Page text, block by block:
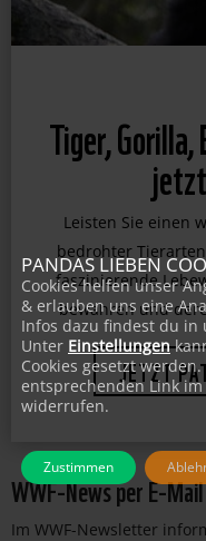
Tiger,
Leisten Sie einen
bedrohter
faszinierende
bewahren und
JETZT
WWF-News per E-Mail
Im WWF-Newsletter
PANDAS LIEBEN
Cookies helfen unser
& erlauben uns eine
Infos dazu findest du in
Unter Einstellungen
Cookies gesetzt
entsprechenden Link
widerrufen.
Zustimmen